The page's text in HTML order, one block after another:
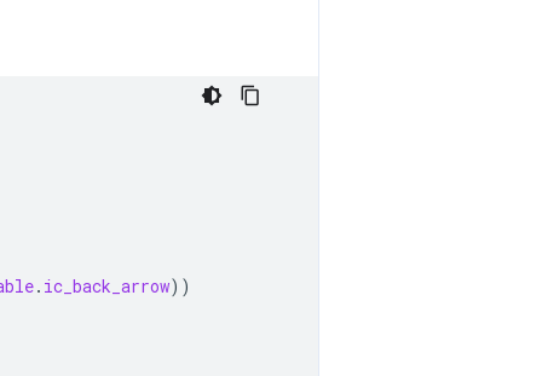
. ic_back_arrow))